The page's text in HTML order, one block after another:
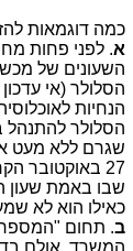
כמה דוגמאות
א
השעונים של
הסלולר (אי
הנחיות
הסלולר להתנהל
שגרם ללא מעט
27 באוקטובר
שבו באמת שעון
כאילו הוא לא
ב. תחום
המשרד, אולם